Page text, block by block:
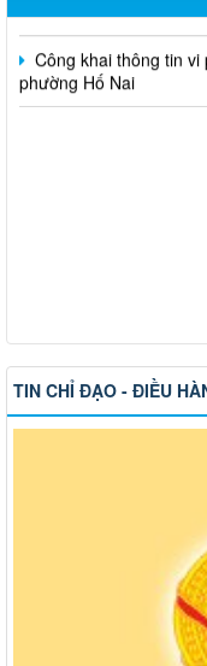
Công khai thông tin vi
phường Hố Nai
TIN CHỈ ĐẠO - ĐIỀU